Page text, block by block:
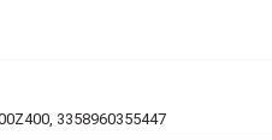
3358960355447